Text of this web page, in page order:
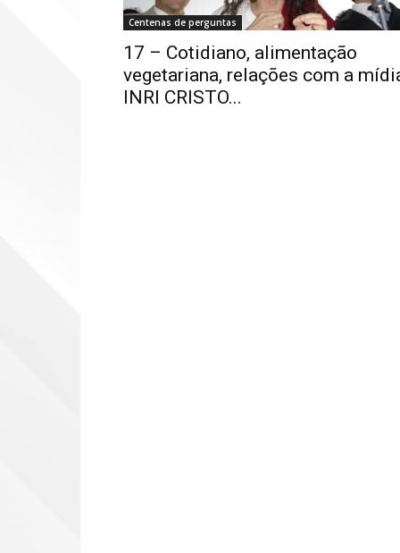
Centenas de perguntas
17 – Cotidiano, alimentação
vegetariana, relações com a
INRI CRISTO...